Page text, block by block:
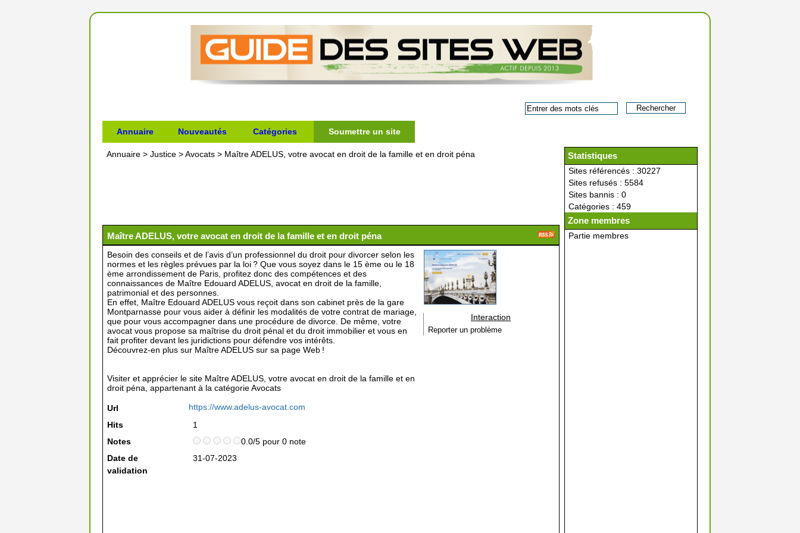
Annuaire Nouveautés Catégories Soumettre un site
Statistiques
Sites référencés : 30227
Sites refusés : 5584
Sites bannis : 0
Catégories : 459
Zone membres
Partie membres
Annuaire > Justice >Avocats > Maître ADELUS, votre avocat en droit de la famille et en droit péna
Maître ADELUS, votre avocat en droit de la famille et en droit péna
Besoin des conseils et de l’avis d’un professionnel du droit pour divorcer selon les
normes et les règles prévues par la loi ? Que vous soyez dans le 15 ème ou le 18
ème arrondissement de Paris, profitez donc des compétences et des
connaissances de Maître Edouard ADELUS, avocat en droit de la famille,
patrimonial et des personnes.
En effet, Maître Edouard ADELUS vous reçoit dans son cabinet près de la gare
Montparnasse pour vous aider à définir les modalités de votre contrat de mariage,
que pour vous accompagner dans une procédure de divorce. De même, votre
avocat vous propose sa maîtrise du droit pénal et du droit immobilier et vous en
fait profiter devant les juridictions pour défendre vos intérêts.
Découvrez-en plus sur Maître ADELUS sur sa page Web !
Visiter et apprécier le site Maître ADELUS, votre avocat en droit de la famille et en
droit péna, appartenant à la catégorieAvocats
Url
https://www.adelus-avocat.com
Hits
1
Notes
0.0/5 pour 0 note
Date de
validation
31-07-2023
Interaction
Reporter un problème